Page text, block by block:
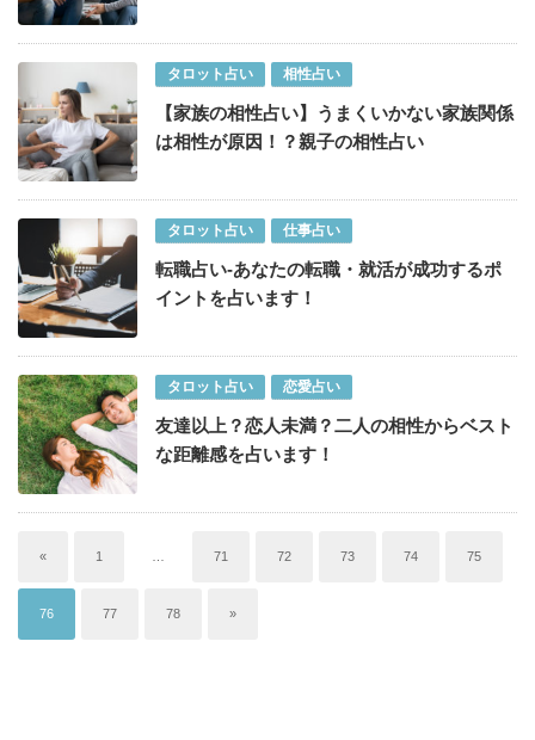
タロット占い 相性占い
【家族の相性占い】うまくいかない家族関係
は相性が原因！？親子の相性占い
タロット占い 仕事占い
転職占い-あなたの転職・就活が成功するポ
イントを占います！
タロット占い 恋愛占い
友達以上？恋人未満？二人の相性からベスト
な距離感を占います！
« 1 71 72 73 74 75
76 77 78 »